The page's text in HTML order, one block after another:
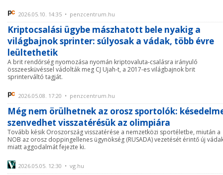
2026.05.10. 14:35 • penzcentrum.hu
Kriptocsalási ügybe mászhatott bele nyakig a
világbajnok sprinter: súlyosak a vádak, több évre
leültethetik
A brit rendőrség nyomozása nyomán kriptovaluta-csalásra irányuló
összeesküvéssel vádolták meg CJ Ujah-t, a 2017-es világbajnok brit
sprinterváltó tagját.
2026.05.08. 17:20 • penzcentrum.hu
Még nem örülhetnek az orosz sportolók:
szenvedhet visszatérésük az olimpiára
Tovább késik Oroszország visszatérése a nemzetközi sportéletbe, miután a
NOB az orosz doppingellenes ügynökség (RUSADA) vezetését érintő új
miatt aggodalmát fejezte ki.
2026.05.05. 12:30 • vg.hu